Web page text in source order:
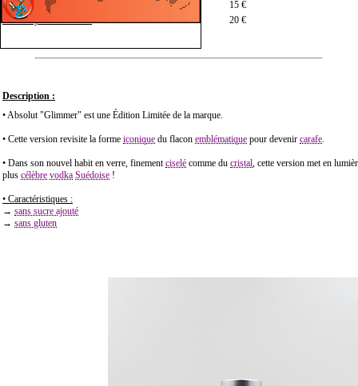
Prix moyen en 70 cl :
15 €
Prix moyen en 100 cl :
20 €
Description :
• Absolut "Glimmer" est une Édition Limitée de la marque.
• Cette version revisite la forme iconique du flacon emblématique pour devenir carafe.
• Dans son nouvel habit en verre, finementciselé comme du cristal, cette version met en
plus célèbre vodka Suédoise !
• Caractéristiques :
→ sans sucre ajouté
→ sans gluten